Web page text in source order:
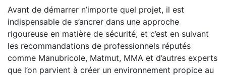
Avant de démarrer n’importe quel projet, il est
indispensable de s’ancrer dans une approche
rigoureuse en matière de sécurité, et c’est en suivant
les recommandations de professionnels réputés
comme Manubricole, Matmut, MMA et d’autres experts
que l’on parvient à créer un environnement propice au